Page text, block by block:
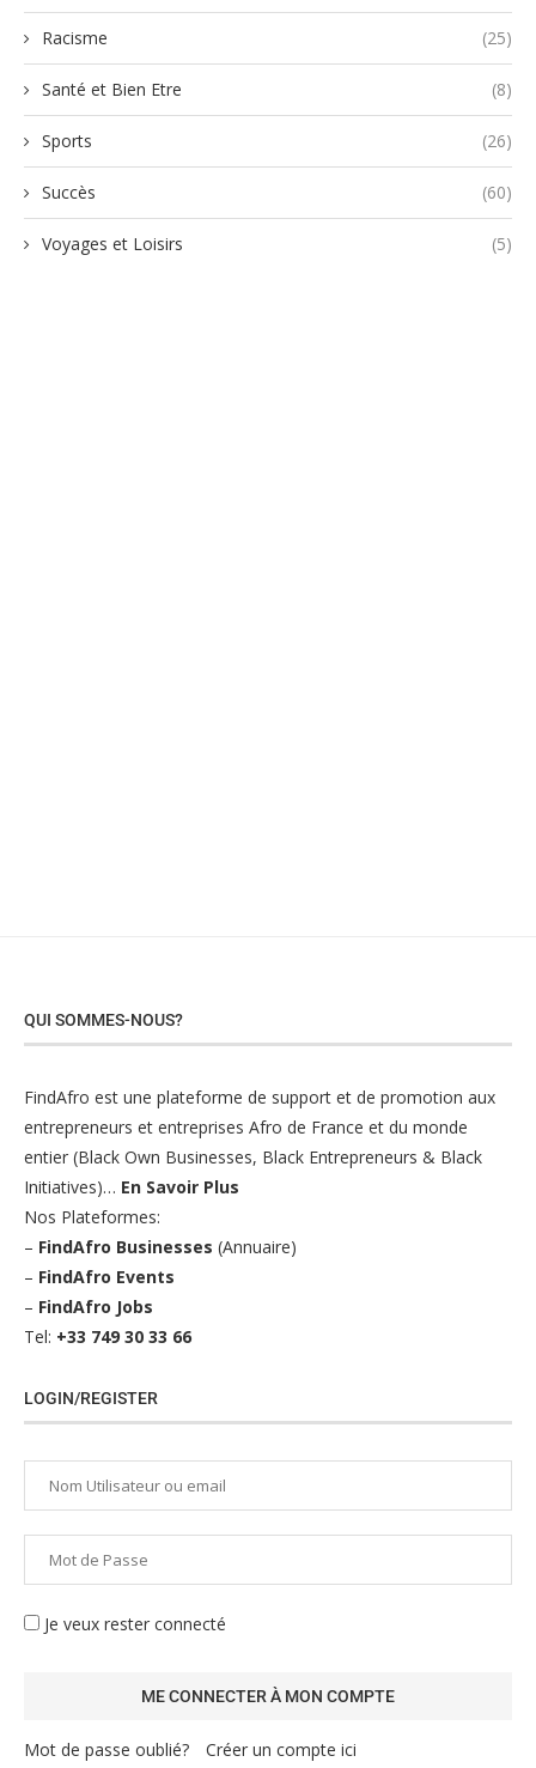
Racisme (25)
Santé et Bien Etre (8)
Sports (26)
Succès (60)
Voyages et Loisirs (5)
QUI SOMMES-NOUS?
FindAfro est une plateforme de support et de promotion aux
entrepreneurs et entreprises Afro de France et du monde
entier (Black Own Businesses, Black Entrepreneurs & Black
Initiatives)… En Savoir Plus
Nos Plateformes:
– FindAfro Businesses (Annuaire)
– FindAfro Events
– FindAfro Jobs
Tel: +33 749 30 33 66
LOGIN/REGISTER
Je veux rester connecté
Mot de passe oublié? Créer un compte ici